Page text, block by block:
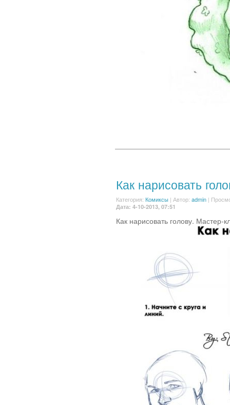
Как нарисовать
Категория: Комиксы | Автор: admin |
Дата: 4-10-2013, 07:51
Как нарисовать голову. Мастер-